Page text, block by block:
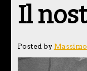
Il
Posted by